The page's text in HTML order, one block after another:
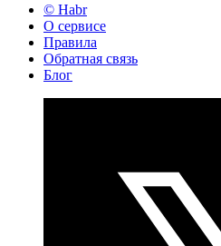
© Habr
О сервисе
Правила
Обратная связь
Блог